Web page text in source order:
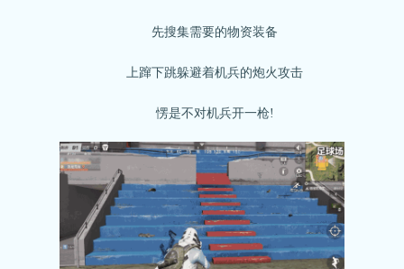
先搜集需要的物资装备
上蹿下跳躲避着机兵的炮火攻击
愣是不对机兵开一枪!